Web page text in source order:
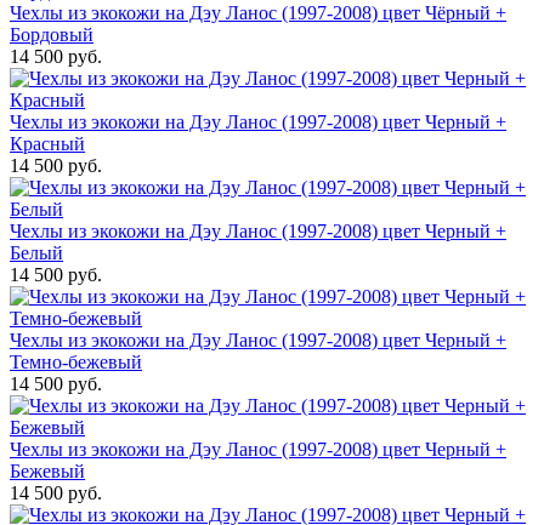
Чехлы из экокожи на Дэу Ланос (1997-2008) цвет Чёрный +
Бордовый
14 500 руб.
Чехлы из экокожи на Дэу Ланос (1997-2008) цвет Черный +
Красный
14 500 руб.
Чехлы из экокожи на Дэу Ланос (1997-2008) цвет Черный +
Белый
14 500 руб.
Чехлы из экокожи на Дэу Ланос (1997-2008) цвет Черный +
Темно-бежевый
14 500 руб.
Чехлы из экокожи на Дэу Ланос (1997-2008) цвет Черный +
Бежевый
14 500 руб.